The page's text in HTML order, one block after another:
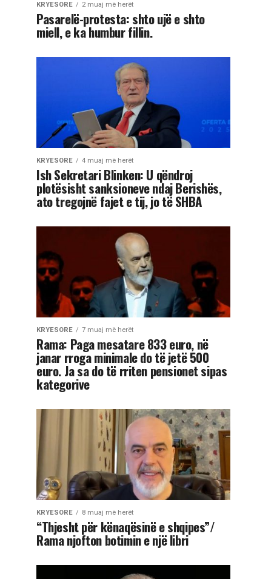
KRYESORE 2 muaj më herët
Pasarelë-protesta: shto ujë e shto
miell, e ka humbur fillin.
KRYESORE 4 muaj më herët
Ish Sekretari Blinken: U qëndroj
plotësisht sanksioneve ndaj Berishës,
ato tregojnë fajet e tij, jo të SHBA
KRYESORE 7 muaj më herët
Rama: Paga mesatare 833 euro, në
janar rroga minimale do të jetë 500
euro. Ja sa do të rriten pensionet sipas
kategorive
KRYESORE 8 muaj më herët
“Thjesht për kënaqësinë e shqipes”/
Rama njofton botimin e një libri